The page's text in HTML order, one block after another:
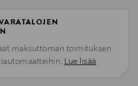
maksuttoman toimituksen
Lue lisää